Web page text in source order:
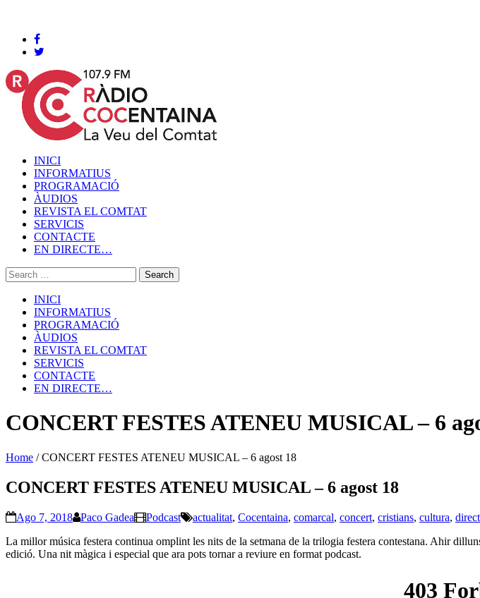
INICI
INFORMATIUS
PROGRAMACIÓ
ÀUDIOS
REVISTA EL COMTAT
SERVICIS
CONTACTE
EN DIRECTE…
INICI
INFORMATIUS
PROGRAMACIÓ
ÀUDIOS
REVISTA EL COMTAT
SERVICIS
CONTACTE
EN DIRECTE…
CONCERT FESTES ATENEU MUSICAL – 6
Home /CONCERT FESTES ATENEU MUSICAL – 6 agost 18
CONCERT FESTES ATENEU MUSICAL – 6 agost 18
Ago 7, 2018 Paco Gadea Podcast actualitat, Cocentaina, comarcal, concert, cristians, cultura,
La millor música festera continua omplint les nits de la setmana de la trilogia festera contestana. Ahir
edició. Una nit màgica i especial que ara pots tornar a reviure en format podcast.